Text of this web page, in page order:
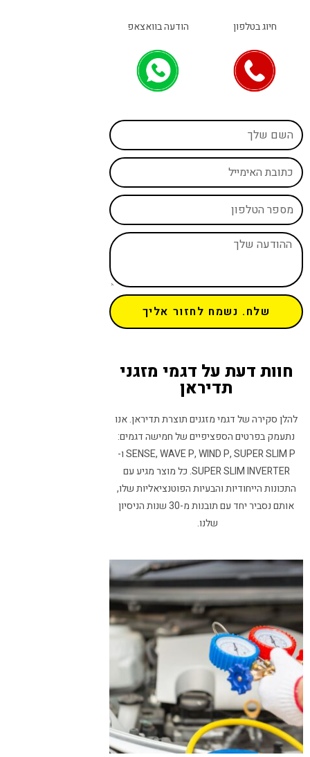
חיוג בטלפון הודעה בוואצאפ
שלח. נשמח לחזור אליך
חוות דעת על דגמי מזגני
תדיראן
להלן סקירה של דגמי מזגנים תוצרת תדיראן. אנו
נתעמק בפרטים הספציפיים של חמישה דגמים:
SENSE, WAVE P, WIND P, SUPER SLIM P ו-
SUPER SLIM INVERTER. כל מוצר מגיע עם
התכונות הייחודיות והבעיות הפוטנציאליות שלו,
אותם נסביר יחד עם תובנות מ-30 שנות הניסיון
שלנו.